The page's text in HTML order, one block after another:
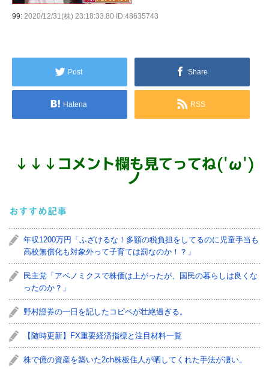
99: 2020/12/31(株) 23:18:33.80 ID:48635743
Post Share
Hatena RSS
↓ ↓ ↓ コメント欄も見てってね('ω')
ノ
おすすめ記事
年収1200万円「ふざけるな！多額の税負担をしてるのに児童手当も
高校無償化も対象外って子育ては罰なのか！？」
民主党「アベノミクスで株価は上がったが、国民の暮らしは良くな
ったのか？」
野村證券の一日を記したコピペが壮絶過ぎる。
【随時更新】FX重要経済指標と注目材料一覧
株で億の資産を築いた2ch株板住人が晒してくれた手法が凄い。